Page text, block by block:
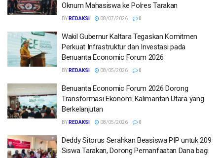
Oknum Mahasiswa ke Polres Tarakan
BY REDAKSI 08/07/2026 0
Wakil Gubernur Kaltara Tegaskan Komitmen
Perkuat Infrastruktur dan Investasi pada
Benuanta Economic Forum 2026
BY REDAKSI 08/05/2026 0
Benuanta Economic Forum 2026 Dorong
Transformasi Ekonomi Kalimantan Utara yang
Berkelanjutan
BY REDAKSI 08/05/2026 0
Deddy Sitorus Serahkan Beasiswa PIP untuk 209
Siswa Tarakan, Dorong Pemanfaatan Dana bagi